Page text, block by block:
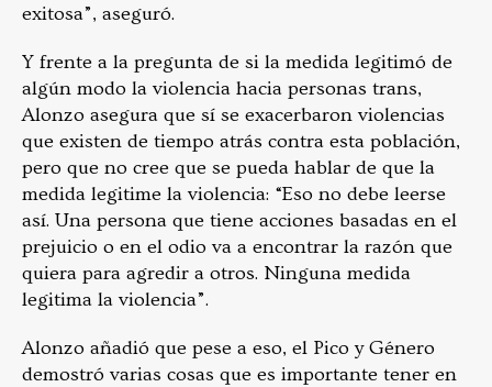
exitosa”, aseguró.
Y frente a la pregunta de si la medida legitimó de
algún modo la violencia hacia personas trans,
Alonzo asegura que sí se exacerbaron violencias
que existen de tiempo atrás contra esta población,
pero que no cree que se pueda hablar de que la
medida legitime la violencia: “Eso no debe leerse
así. Una persona que tiene acciones basadas en el
prejuicio o en el odio va a encontrar la razón que
quiera para agredir a otros. Ninguna medida
legitima la violencia”.
Alonzo añadió que pese a eso, el Pico y Género
demostró varias cosas que es importante tener en